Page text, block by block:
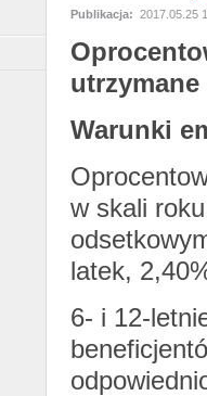
Publikacja: 2017.05.25
utrzymane
Warunki
w skali
latek,
6- i 12-